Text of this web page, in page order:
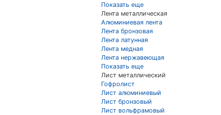
Показать еще
Лента металлическая
Алюминиевая лента
Лента бронзовая
Лента латунная
Лента медная
Лента нержавеющая
Показать еще
Лист металлический
Гофролист
Лист алюминиевый
Лист бронзовый
Лист вольфрамовый